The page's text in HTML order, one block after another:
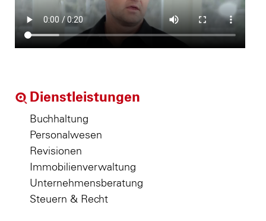
Dienstleistungen
Buchhaltung
Personalwesen
Revisionen
Immobilienverwaltung
Unternehmensberatung
Steuern & Recht